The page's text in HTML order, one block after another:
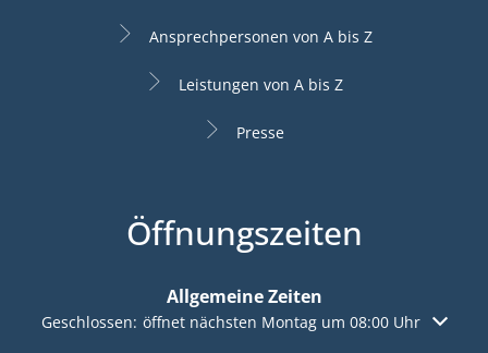
Ansprechpersonen von A bis Z
Leistungen von A bis Z
Presse
Öffnungszeiten
Allgemeine Zeiten
Klicken, um weitere Öffnungs- oder Schließzeiten
Geschlossen: öffnet nächsten Montag um 08:00 Uhr